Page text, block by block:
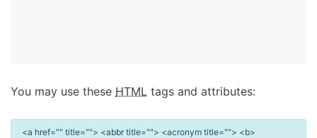
You may use these HTML tags and attributes:
<a href="" title=""> <abbr title=""> <acronym title=""> <b>